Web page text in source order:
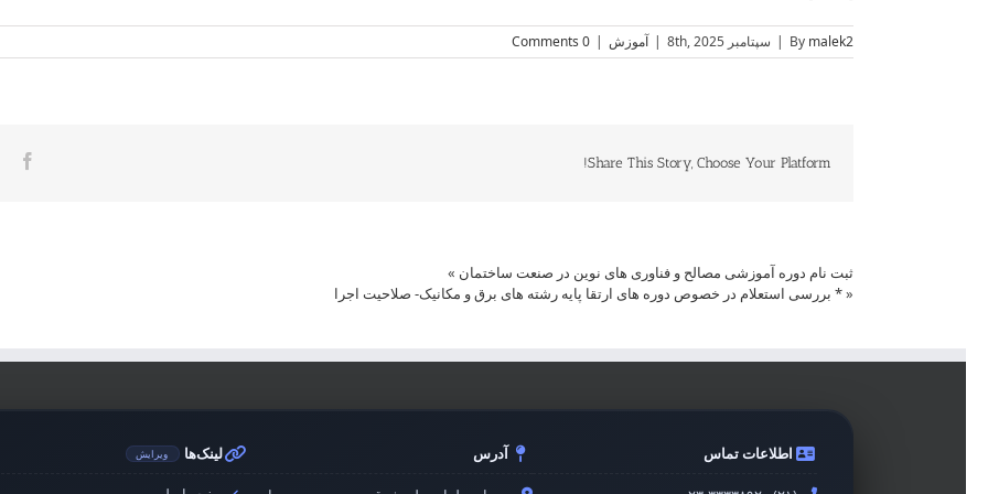
By malek2
| سپتامبر 8th, 2025 | آموزش |
0 Comments
Share This Story, Choose Your Platform!
ثبت نام دوره آموزشی مصالح و فناوری های نوین در صنعت ساختمان »
«* بررسی استعلام در خصوص دوره های ارتقا پایه رشته های برق و مکانیک- صلاحیت اجرا
اطلاعات تماس آدرس لینک‌ها ویرایش